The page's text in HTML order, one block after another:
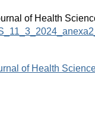
of Health
of Health